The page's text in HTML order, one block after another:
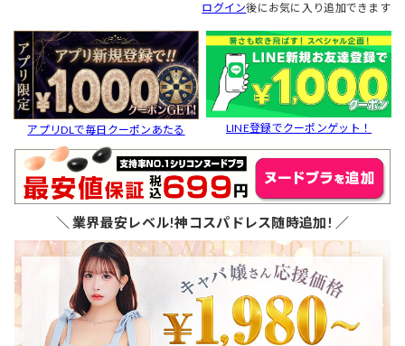
ログイン後にお気に入り追加できます
アプリDLで毎日クーポンあたる LINE登録でクーポンゲット！
＼ 業界最安レベル!神コスパドレス随時追加! ／